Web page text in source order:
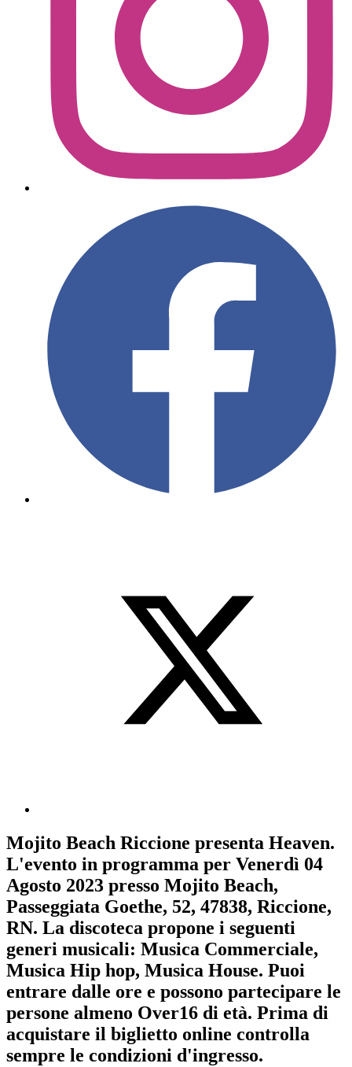
Mojito Beach Riccione presenta Heaven.
L'evento in programma per Venerdì 04
Agosto 2023 presso Mojito Beach,
Passeggiata Goethe, 52, 47838, Riccione,
RN. La discoteca propone i seguenti
generi musicali: Musica Commerciale,
Musica Hip hop, Musica House. Puoi
entrare dalle ore e possono partecipare le
persone almeno Over16 di età. Prima di
acquistare il biglietto online controlla
sempre le condizioni d'ingresso.